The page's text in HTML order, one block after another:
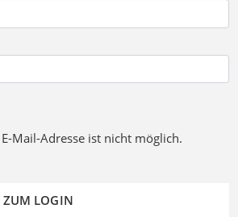
Mail-Adresse ist nicht möglich.
LOGIN